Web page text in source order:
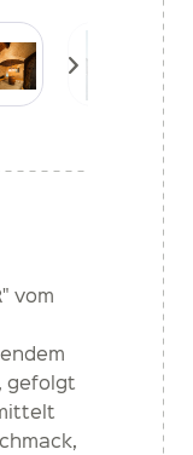
vom
gefolgt